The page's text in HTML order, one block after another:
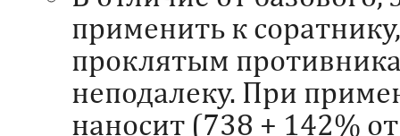
применить к
проклятым
неподалеку. При
наносит (738 + 142%